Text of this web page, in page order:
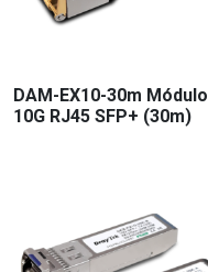
DAM-EX10-30m Módulo
10G RJ45 SFP+ (30m)